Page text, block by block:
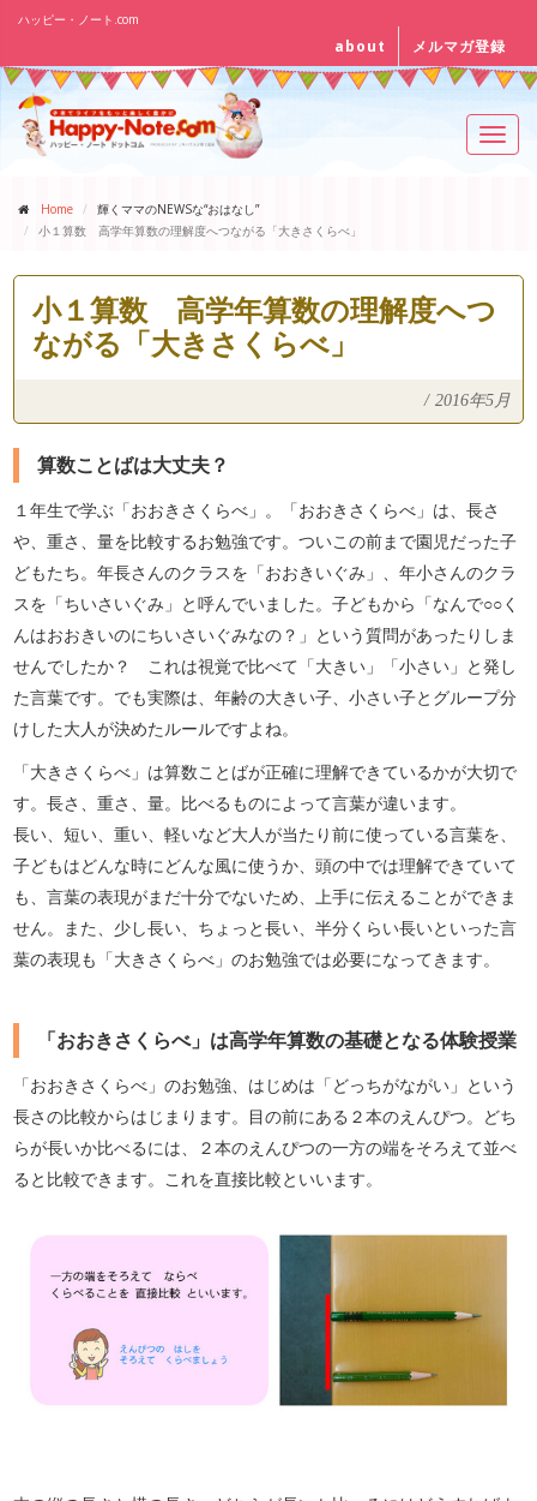
ハッピー・ノート.com
about メルマガ登録
Home
輝くママのNEWSな“おはなし”
小１算数 高学年算数の理解度へつながる「大きさくらべ」
小１算数 高学年算数の理解度へつ
ながる「大きさくらべ」
/ 2016年5月
算数ことばは大丈夫？
１年生で学ぶ「おおきさくらべ」。「おおきさくらべ」は、長さ
や、重さ、量を比較するお勉強です。ついこの前まで園児だった子
どもたち。年長さんのクラスを「おおきいぐみ」、年小さんのクラ
スを「ちいさいぐみ」と呼んでいました。子どもから「なんで○○く
んはおおきいのにちいさいぐみなの？」という質問があったりしま
せんでしたか？ これは視覚で比べて「大きい」「小さい」と発し
た言葉です。でも実際は、年齢の大きい子、小さい子とグループ分
けした大人が決めたルールですよね。
「大きさくらべ」は算数ことばが正確に理解できているかが大切で
す。長さ、重さ、量。比べるものによって言葉が違います。
長い、短い、重い、軽いなど大人が当たり前に使っている言葉を、
子どもはどんな時にどんな風に使うか、頭の中では理解できていて
も、言葉の表現がまだ十分でないため、上手に伝えることができま
せん。また、少し長い、ちょっと長い、半分くらい長いといった言
葉の表現も「大きさくらべ」のお勉強では必要になってきます。
「おおきさくらべ」は高学年算数の基礎となる体験授業
「おおきさくらべ」のお勉強、はじめは「どっちがながい」という
長さの比較からはじまります。目の前にある２本のえんぴつ。どち
らが長いか比べるには、２本のえんぴつの一方の端をそろえて並べ
ると比較できます。これを直接比較といいます。